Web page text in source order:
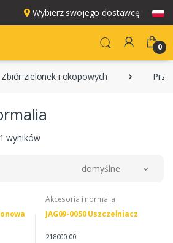
Wybierz swojego dostawcę
0
Zbiór zielonek i okopowych
wyników
domyślne
Akcesoria i normalia
JAG09-0050 Uszczelniacz
218000.00